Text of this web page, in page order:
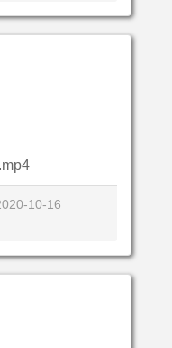
10-16